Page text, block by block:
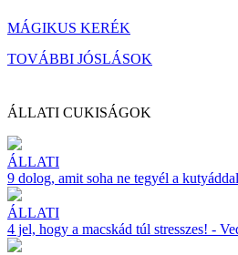
MÁGIKUS KERÉK
TOVÁBBI JÓSLÁSOK
ÁLLATI CUKISÁGOK
ÁLLATI
9 dolog, amit soha ne tegyél a
ÁLLATI
4 jel, hogy a macskád túl stresszes! -